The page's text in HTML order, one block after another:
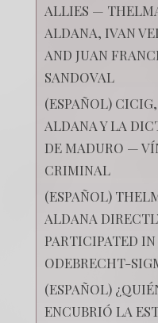
ALLIES —
ALDANA, IVAN
AND JUAN
SANDOVAL
(ESPAÑOL)
ALDANA Y LA
DE MADURO —
CRIMINAL
(ESPAÑOL)
ALDANA
PARTICIPATED IN
ODEBRECHT-
(ESPAÑOL)
ENCUBRIÓ LA